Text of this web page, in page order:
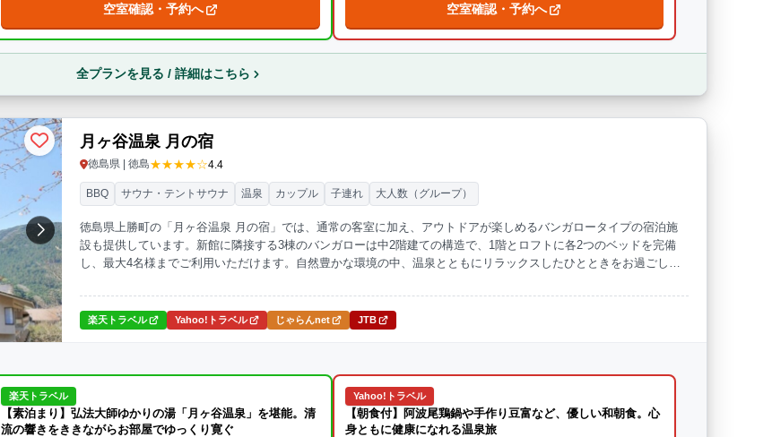
空室確認・予約へ 空室確認・予約へ
全プランを見る / 詳細はこちら
月ヶ谷温泉 月の宿
徳島県 | 徳島★★★★☆4.4
徳島県上勝町の「月ヶ谷温泉 月の宿」では、通常の客室に加え、アウトドアが楽しめるバンガロータイプの宿泊施
設も提供しています。新館に隣接する3棟のバンガローは中2階建ての構造で、1階とロフトに各2つのベッドを完備
し、最大4名様までご利用いただけます。自然豊かな環境の中、温泉とともにリラックスしたひとときをお過ごしく
BBQ サウナ・テントサウナ 温泉 カップル 子連れ 大人数（グループ）
楽天トラベル Yahoo!トラベル じゃらんnet JTB
楽天トラベル
【素泊まり】弘法大師ゆかりの湯「月ヶ谷温泉」を堪能。清
流の響きをききながらお部屋でゆっくり寛ぐ
Yahoo!トラベル
【朝食付】阿波尾鶏鍋や手作り豆富など、優しい和朝食。心
身ともに健康になれる温泉旅